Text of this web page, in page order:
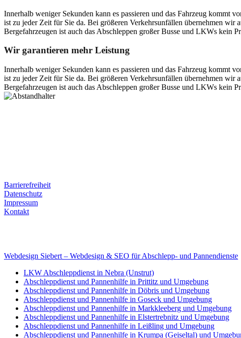
Innerhalb weniger Sekunden kann es passieren und das Fahrzeug kommt
ist zu jeder Zeit für Sie da. Bei größeren Verkehrsunfällen übernehmen wir
Bergefahrzeugen ist auch das Abschleppen großer Busse und LKWs kein
Wir garantieren mehr Leistung
Innerhalb weniger Sekunden kann es passieren und das Fahrzeug kommt
ist zu jeder Zeit für Sie da. Bei größeren Verkehrsunfällen übernehmen wir
Bergefahrzeugen ist auch das Abschleppen großer Busse und LKWs kein
Barrierefreiheit
Datenschutz
Impressum
Kontakt
Webdesign Siebert – Webdesign & SEO für Abschlepp- und Pannendienste
LKW Abschleppdienst in Nebra (Unstrut)
Abschleppdienst und Pannenhilfe in Prittitz und Umgebung
Abschleppdienst und Pannenhilfe in Döbris und Umgebung
Abschleppdienst und Pannenhilfe in Goseck und Umgebung
Abschleppdienst und Pannenhilfe in Markkleeberg und Umgebung
Abschleppdienst und Pannenhilfe in Elstertrebnitz und Umgebung
Abschleppdienst und Pannenhilfe in Leißling und Umgebung
Abschleppdienst und Pannenhilfe in Krumpa (Geiseltal) und